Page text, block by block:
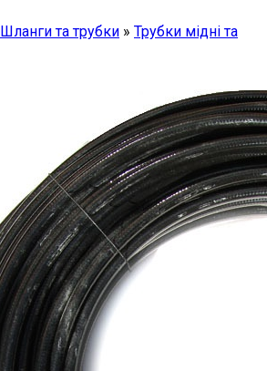
Шланги та трубки » Трубки мідні та